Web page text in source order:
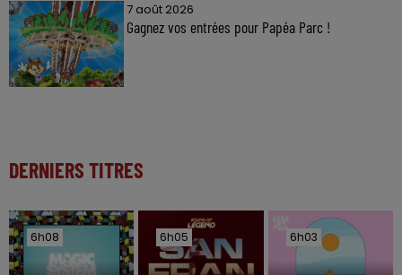
7 août 2026
Gagnez vos entrées pour Papéa Parc !
DERNIERS TITRES
6h08
6h08 6h05
6h05 6h03
6h03